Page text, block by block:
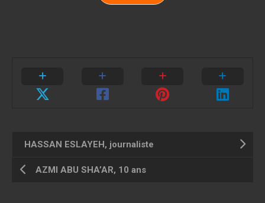
HASSAN ESLAYEH, journaliste
AZMI ABU SHA’AR, 10 ans